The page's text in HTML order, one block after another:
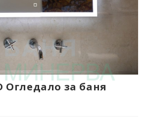
Огледало за баня